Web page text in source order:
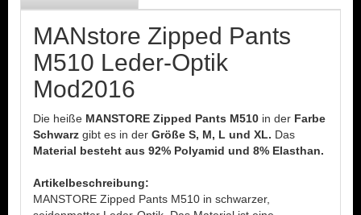
MANstore Zipped Pants
M510 Leder-Optik
Mod2016
Die heiße MANSTORE Zipped Pants M510 in der Farbe
Schwarz gibt es in der Größe S, M, L und XL. Das
Material besteht aus 92% Polyamid und 8% Elasthan.
Artikelbeschreibung:
MANSTORE Zipped Pants M510 in schwarzer,